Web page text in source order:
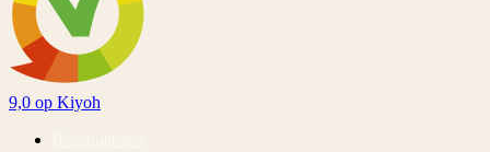
9,0 op Kiyoh